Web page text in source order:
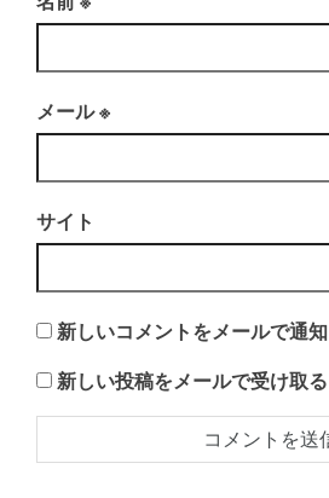
メール※
サイト
新しいコメントをメールで通知
新しい投稿をメールで受け取る